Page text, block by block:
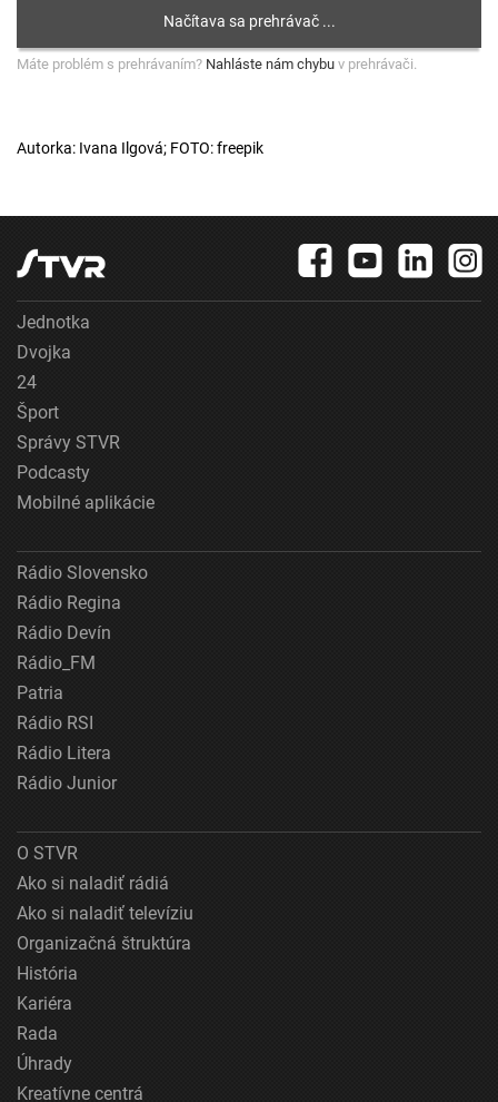
Máte problém s prehrávaním? Nahláste nám chybu v prehrávači.
Autorka: Ivana Ilgová; FOTO: freepik
Jednotka
Dvojka
24
Šport
Správy STVR
Podcasty
Mobilné aplikácie
Rádio Slovensko
Rádio Regina
Rádio Devín
Rádio_FM
Patria
Rádio RSI
Rádio Litera
Rádio Junior
O STVR
Ako si naladiť rádiá
Ako si naladiť televíziu
Organizačná štruktúra
História
Kariéra
Rada
Úhrady
Kreatívne centrá